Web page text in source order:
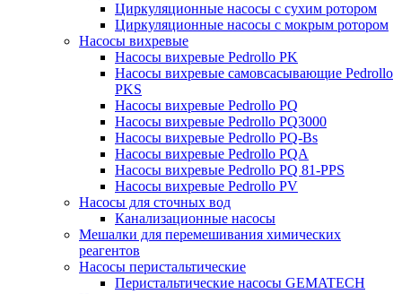
Циркуляционные насосы с сухим ротором
Циркуляционные насосы с мокрым ротором
Насосы вихревые
Насосы вихревые Pedrollo PK
Насосы вихревые самовсасывающие Pedrollo
PKS
Насосы вихревые Pedrollo PQ
Насосы вихревые Pedrollo PQ3000
Насосы вихревые Pedrollo PQ-Bs
Насосы вихревые Pedrollo PQA
Насосы вихревые Pedrollo PQ 81-PPS
Насосы вихревые Pedrollo PV
Насосы для сточных вод
Канализационные насосы
Мешалки для перемешивания химических
реагентов
Насосы перистальтические
Перистальтические насосы GEMATECH